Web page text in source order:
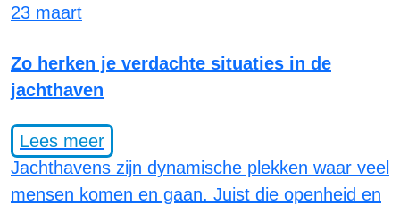
23 maart
Zo herken je verdachte situaties in de
jachthaven
Lees meer
Jachthavens zijn dynamische plekken waar veel
mensen komen en gaan. Juist die openheid en